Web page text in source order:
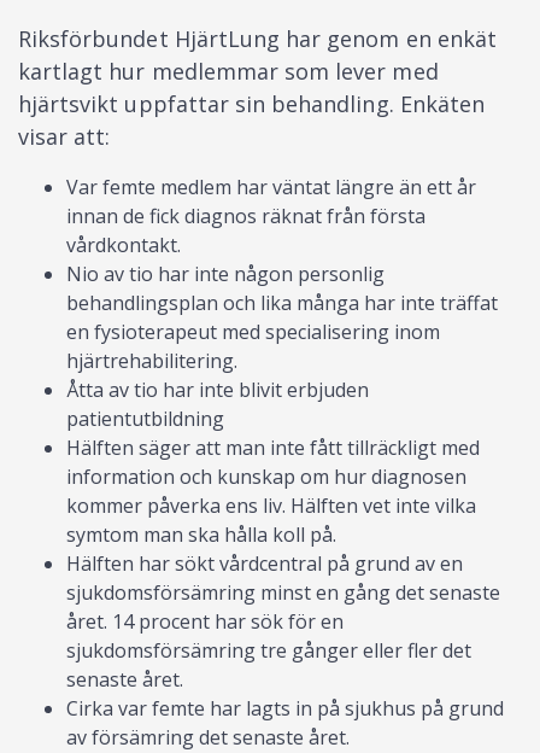
Riksförbundet HjärtLung har genom en enkät
kartlagt hur medlemmar som lever med
hjärtsvikt uppfattar sin behandling. Enkäten
visar att:
Var femte medlem har väntat längre än ett år
innan de fick diagnos räknat från första
vårdkontakt.
Nio av tio har inte någon personlig
behandlingsplan och lika många har inte träffat
en fysioterapeut med specialisering inom
hjärtrehabilitering.
Åtta av tio har inte blivit erbjuden
patientutbildning
Hälften säger att man inte fått tillräckligt med
information och kunskap om hur diagnosen
kommer påverka ens liv. Hälften vet inte vilka
symtom man ska hålla koll på.
Hälften har sökt vårdcentral på grund av en
sjukdomsförsämring minst en gång det senaste
året. 14 procent har sök för en
sjukdomsförsämring tre gånger eller fler det
senaste året.
Cirka var femte har lagts in på sjukhus på grund
av försämring det senaste året.